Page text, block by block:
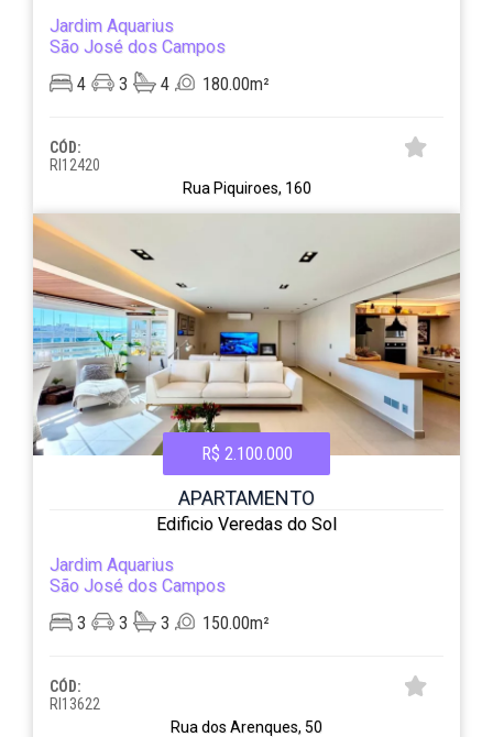
Jardim Aquarius
São José dos Campos
4
3 4 180.00m²
CÓD:
RI12420
Rua Piquiroes, 160
R$ 2.100.000
APARTAMENTO
Edificio Veredas do Sol
Jardim Aquarius
São José dos Campos
3
3 3 150.00m²
CÓD:
RI13622
Rua dos Arenques, 50